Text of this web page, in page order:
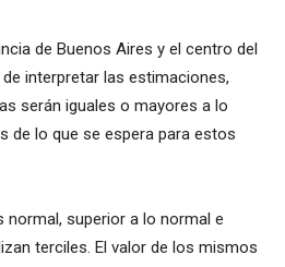
de Buenos Aires y el centro del
interpretar las estimaciones,
serán iguales o mayores a lo
de lo que se espera para estos
normal, superior a lo normal e
terciles. El valor de los mismos